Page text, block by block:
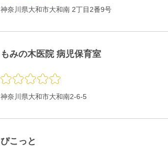
神奈川県大和市大和南 2丁目2番9号
もみの木医院 病児保育室
神奈川県大和市大和南2-6-5
ぴこっと